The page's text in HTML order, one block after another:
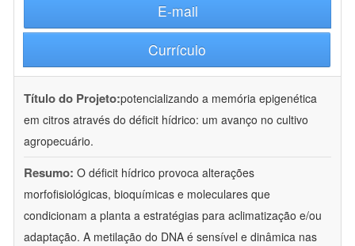
E-mail
Currículo
Título do Projeto:potencializando a memória epigenética
em citros através do déficit hídrico: um avanço no cultivo
agropecuário.
Resumo: O déficit hídrico provoca alterações
morfofisiológicas, bioquímicas e moleculares que
condicionam a planta a estratégias para aclimatização e/ou
adaptação. A metilação do DNA é sensível e dinâmica nas